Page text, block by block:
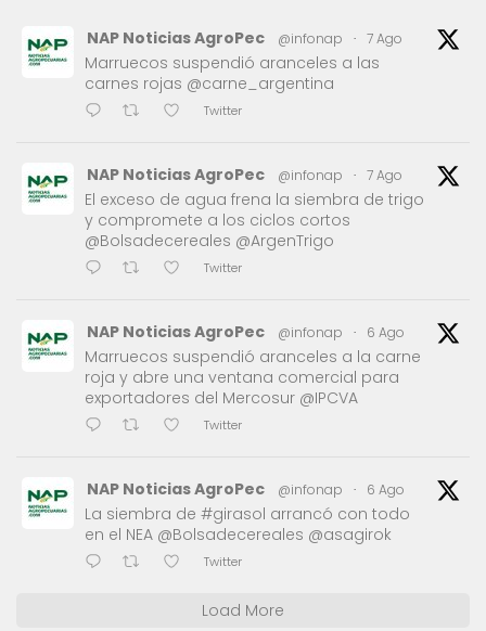
NAP Noticias AgroPec @infonap · 7 Ago
Marruecos suspendió aranceles a las
carnes rojas @carne_argentina
Twitter
NAP Noticias AgroPec @infonap · 7 Ago
El exceso de agua frena la siembra de trigo
y compromete a los ciclos cortos
@Bolsadecereales @ArgenTrigo
Twitter
NAP Noticias AgroPec @infonap · 6 Ago
Marruecos suspendió aranceles a la carne
roja y abre una ventana comercial para
exportadores del Mercosur @IPCVA
Twitter
NAP Noticias AgroPec @infonap · 6 Ago
La siembra de #girasol arrancó con todo
en el NEA @Bolsadecereales @asagirok
Twitter
Load More